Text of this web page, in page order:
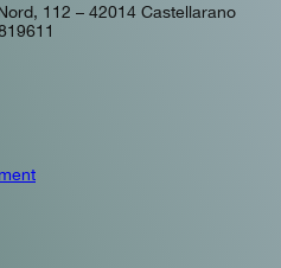
112 – 42014 Castellarano